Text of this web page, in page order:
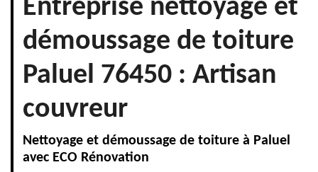
Entreprise nettoyage et
démoussage de toiture
Paluel 76450 : Artisan
couvreur
Nettoyage et démoussage de toiture à Paluel
avec ECO Rénovation